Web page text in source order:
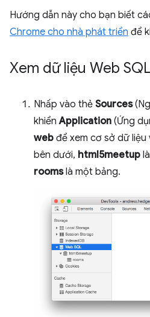
Hướng dẫn này cho bạn biết
Chrome cho nhà phát triển để
Xem dữ liệu Web SQL
Nhấp vào thẻ Sources
khiểnApplication (Ứng
web để xem cơ sở dữ liệu
bên dưới, html5meetup
roomslà một bảng.